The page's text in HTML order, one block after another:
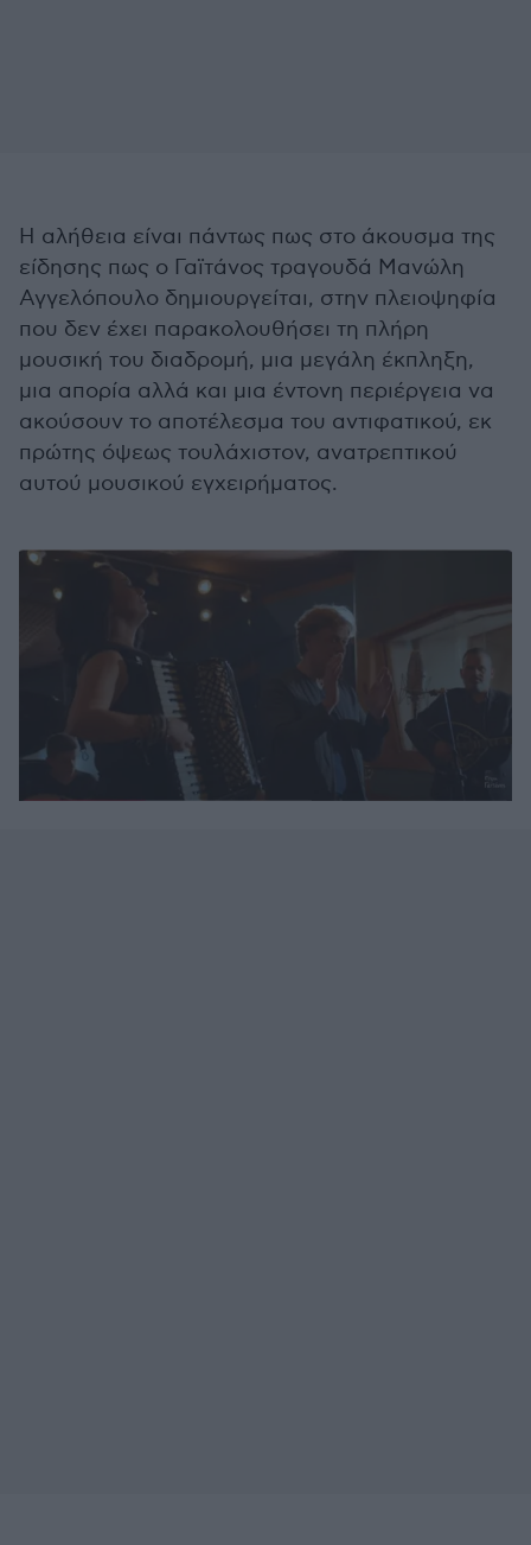
Η αλήθεια είναι πάντως πως στο άκουσμα της
είδησης πως ο Γαϊτάνος τραγουδά Μανώλη
Αγγελόπουλο δημιουργείται, στην πλειοψηφία
που δεν έχει παρακολουθήσει τη πλήρη
μουσική του διαδρομή, μια μεγάλη έκπληξη,
μια απορία αλλά και μια έντονη περιέργεια να
ακούσουν το αποτέλεσμα του αντιφατικού, εκ
πρώτης όψεως τουλάχιστον, ανατρεπτικού
αυτού μουσικού εγχειρήματος.